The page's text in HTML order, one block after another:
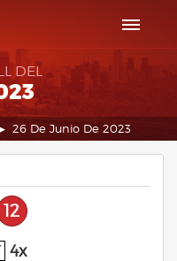
DEL
26 De Junio De 2023
12
4x